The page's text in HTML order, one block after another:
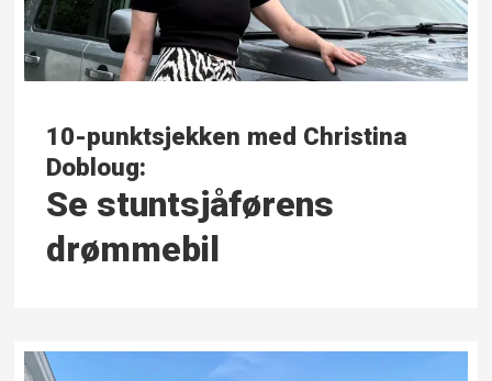
10-punktsjekken med Christina
Dobloug:
Se stuntsjåførens
drømmebil